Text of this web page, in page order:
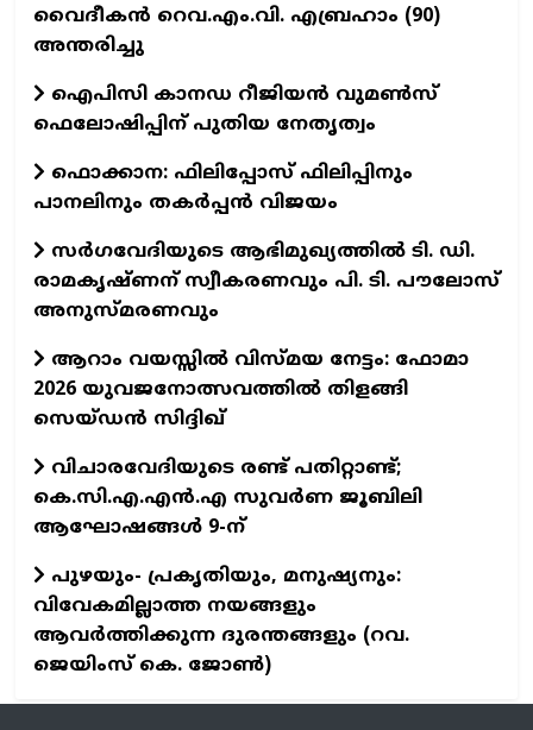
വൈദീകൻ റെവ.എം.വി. എബ്രഹാം (90)
അന്തരിച്ചു
ഐപിസി കാനഡ റീജിയൻ വുമൺസ്
ഫെലോഷിപ്പിന് പുതിയ നേതൃത്വം
ഫൊക്കാന: ഫിലിപ്പോസ് ഫിലിപ്പിനും
പാനലിനും തകർപ്പൻ വിജയം
സർഗവേദിയുടെ ആഭിമുഖ്യത്തിൽ ടി. ഡി.
രാമകൃഷ്ണന് സ്വീകരണവും പി. ടി. പൗലോസ്
അനുസ്മരണവും
ആറാം വയസ്സിൽ വിസ്മയ നേട്ടം: ഫോമാ
2026 യുവജനോത്സവത്തിൽ തിളങ്ങി
സെയ്ഡൻ സിദ്ദിഖ്
വിചാരവേദിയുടെ രണ്ട് പതിറ്റാണ്ട്;
കെ.സി.എ.എന്‍.എ സുവര്‍ണ ജൂബിലി
ആഘോഷങ്ങള്‍ 9-ന്
പുഴയും- പ്രകൃതിയും, മനുഷ്യനും:
വിവേകമില്ലാത്ത നയങ്ങളും
ആവര്‍ത്തിക്കുന്ന ദുരന്തങ്ങളും (റവ.
ജെയിംസ് കെ. ജോണ്‍)